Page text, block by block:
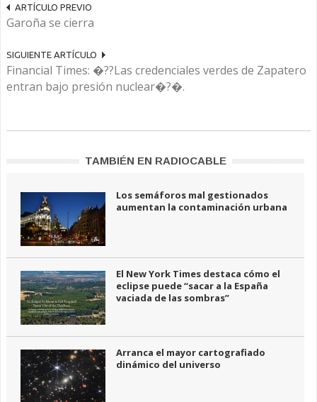
ARTÍCULO PREVIO
Garoña se cierra
SIGUIENTE ARTÍCULO
Financial Times: �??Las credenciales verdes de Zapatero
entran bajo presión nuclear�?�.
TAMBIÉN EN RADIOCABLE
Los semáforos mal gestionados
aumentan la contaminación urbana
El New York Times destaca cómo el
eclipse puede “sacar a la España
vaciada de las sombras”
Arranca el mayor cartografiado
dinámico del universo